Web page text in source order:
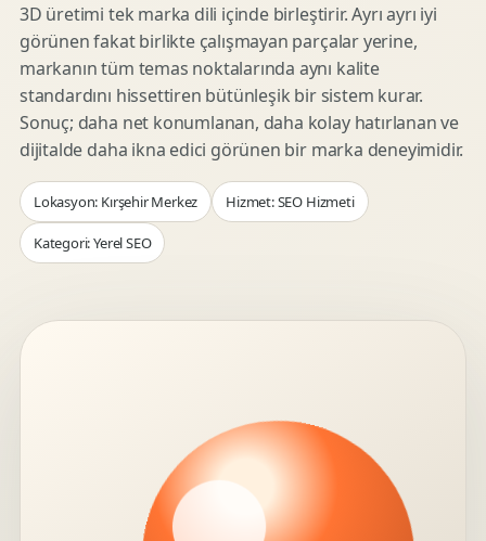
3D üretimi tek marka dili içinde birleştirir. Ayrı ayrı iyi
görünen fakat birlikte çalışmayan parçalar yerine,
markanın tüm temas noktalarında aynı kalite
standardını hissettiren bütünleşik bir sistem kurar.
Sonuç; daha net konumlanan, daha kolay hatırlanan ve
dijitalde daha ikna edici görünen bir marka deneyimidir.
Lokasyon: Kırşehir Merkez Hizmet: SEO Hizmeti
Kategori: Yerel SEO